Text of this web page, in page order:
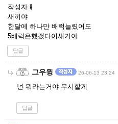
작성자ㅒ
새끼야
한달에 하나만 배럭늘렸어도
5배럭은했갰다이새기야
답글
그우뮝 26-06-13 23:24
넌 뭐라는거야 무시할게
답글